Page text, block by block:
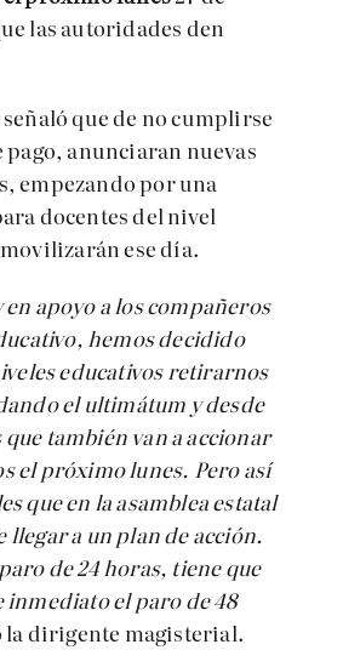
las autoridades den
que de no cumplirse
pago, anunciaran nuevas
empezando por una
docentes del nivel
ese día.
en apoyo a los compañeros
hemos decidido
educativos retirarnos
el ultimátum y desde
que también van a accionar
el próximo lunes. Pero así
que en la asamblea estatal
llegar a un plan de acción.
de 24 horas, tiene que
inmediato el paro de 48
la dirigente magisterial.